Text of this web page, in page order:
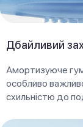
Дбайливий
Амортизуюче
особливо
схильністю до